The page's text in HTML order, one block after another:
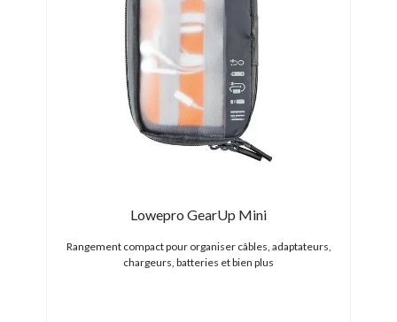
Lowepro GearUp Mini
Rangement compact pour organiser câbles, adaptateurs,
chargeurs, batteries et bien plus